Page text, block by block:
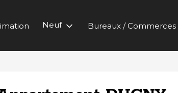
Neuf Bureaux / Commerces